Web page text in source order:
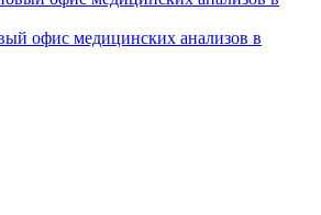
офис медицинских анализов в